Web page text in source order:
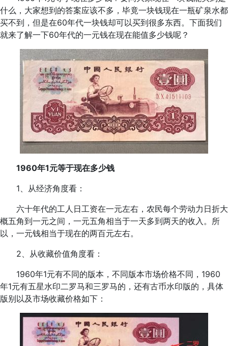
什么，大家想到的答案应该不多，毕竟一块钱现在一瓶矿泉水都
买不到，但是在60年代一块钱却可以买到很多东西。下面我们
就来了解一下60年代的一元钱在现在能值多少钱呢？
1960年1元等于现在多少钱
1、从经济角度看：
六十年代的工人日工资在一元左右，农民每个劳动力日折大
概五角到一元之间，一元五角相当于一天多到两天的收入。所
以，一元钱相当于现在的两百元左右。
2、从收藏价值角度看：
1960年1元有不同的版本，不同版本市场价格不同，1960
年1元有五星水印二罗马和三罗马的，还有古币水印版的，具体
版别以及市场收藏价格如下：